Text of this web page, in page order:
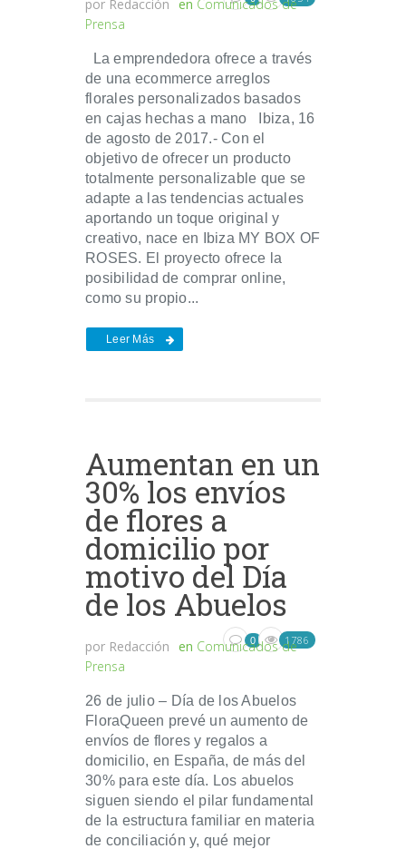
por Redacción en Comunicados de
Prensa
La emprendedora ofrece a través
de una ecommerce arreglos
florales personalizados basados
en cajas hechas a mano Ibiza, 16
de agosto de 2017.- Con el
objetivo de ofrecer un producto
totalmente personalizable que se
adapte a las tendencias actuales
aportando un toque original y
creativo, nace en Ibiza MY BOX OF
ROSES. El proyecto ofrece la
posibilidad de comprar online,
como su propio...
Leer Más
Aumentan en un
30% los envíos
de flores a
domicilio por
motivo del Día
de los Abuelos
por Redacción en Comunicados de
Prensa
0 1786
26 de julio – Día de los Abuelos
FloraQueen prevé un aumento de
envíos de flores y regalos a
domicilio, en España, de más del
30% para este día. Los abuelos
siguen siendo el pilar fundamental
de la estructura familiar en materia
de conciliación y, qué mejor